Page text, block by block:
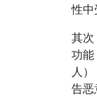
性中
其次
功能
人
告恶